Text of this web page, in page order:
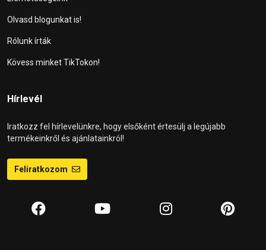
Olvasd blogunkat is!
Rólunk írták
Kövess minket TikTokon!
Hírlevél
Iratkozz fel hírlevelünkre, hogy elsőként értesülj a legújabb
termékeinkről és ajánlatainkról!
Feliratkozom